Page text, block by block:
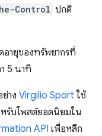
Control ปกติ
อายุของทรัพยากรที่
5 นาที
าง Virgilio Sport ใช้
รับโพสต์ยอดนิยมใน
API เพื่อหลีก